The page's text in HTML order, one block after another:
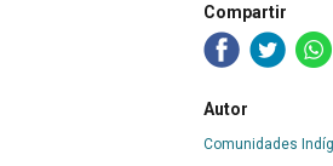
Compartir
Autor
Comunidades